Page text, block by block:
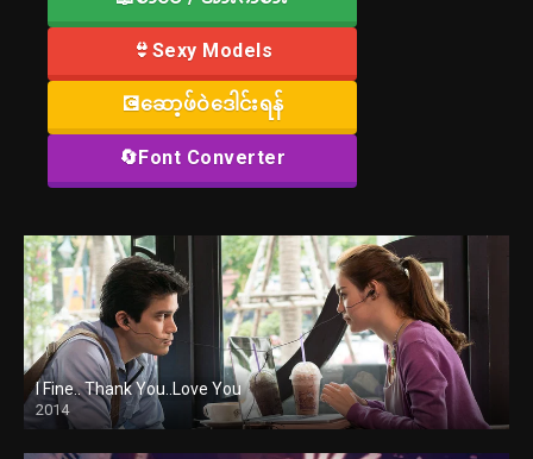
👙Sexy Models
💽ဆော့ဖ်ဝဲဒေါင်းရန်
🔄Font Converter
I Fine.. Thank You..Love You
2014